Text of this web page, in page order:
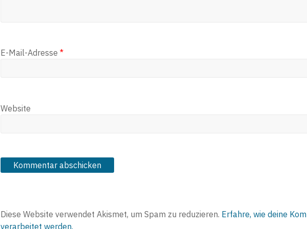
E-Mail-Adresse *
Website
Diese Website verwendet Akismet, um Spam zu reduzieren. Erfahre, wie deine
verarbeitet werden.